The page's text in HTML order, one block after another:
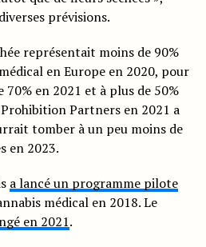
prévisions.
représentait moins de 90%
en Europe en 2020, pour
en 2021 et à plus de 50%
Partners en 2021 a
tomber à un peu moins de
en 2023.
a lancé un programme pilote
médical en 2018. Le
en 2021.